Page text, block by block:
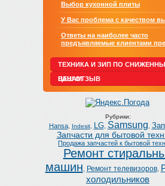
Выбор кухонной плиты
У Вас проблема с качеством
Ответы на наиболее часто
предъявляемые клиентами
ТЕХНИКА И ЗИП ПО
ЦЕНАМ
ВАШ ОТЗЫВ
Рубрики:
Hansa, Indesit, LG, Samsung
Запчасти для бытовой
Продажа запчастей к бытовой
Ремонт
машин
Ремонт телевизоров,
холодильников